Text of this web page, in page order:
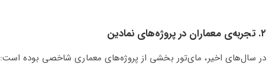
۲. تجربه‌ی معماران در پروژه‌های نمادین
در سال‌های اخیر، مای‌تور بخشی از پروژه‌های معماری شاخصی بوده است: